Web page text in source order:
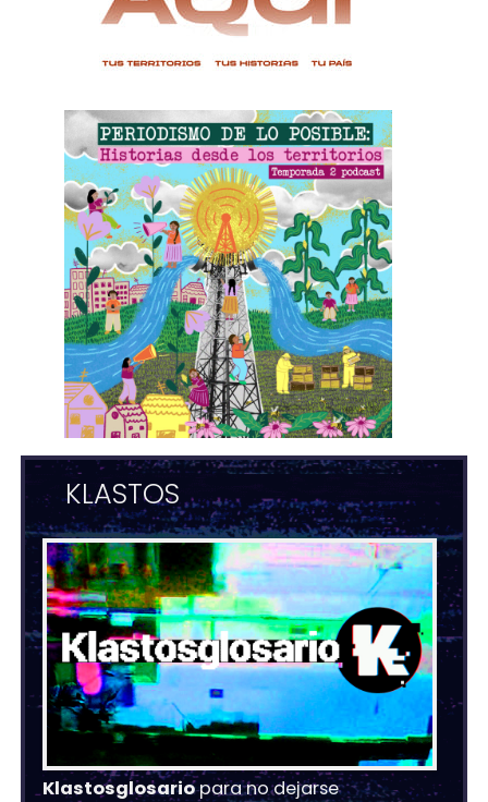
KLASTOS
Klastosglosariopara no dejarse